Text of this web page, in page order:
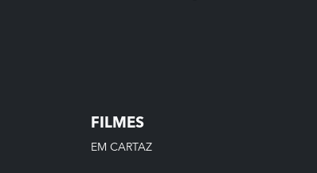
FILMES
EM CARTAZ